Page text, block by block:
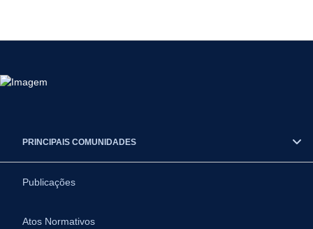
PRINCIPAIS COMUNIDADES
Publicações
Atos Normativos